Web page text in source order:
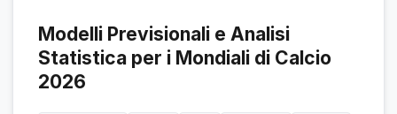
Modelli Previsionali e Analisi
Statistica per i Mondiali di Calcio
2026